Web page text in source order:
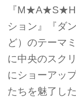
『M★A★S★H
ション』『ダ
ど）のテーマ
に中央のスク
にショーアッ
たちを魅了した